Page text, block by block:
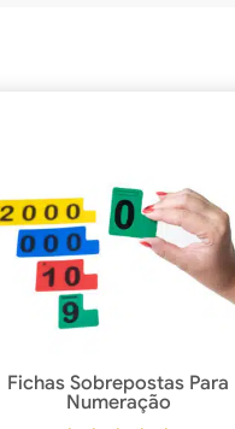
Fichas Sobrepostas Para
Numeração